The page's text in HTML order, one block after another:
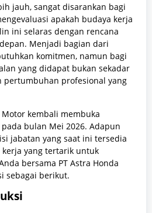
jauh, sangat disarankan bagi
apakah budaya kerja
ini selaras dengan rencana
Menjadi bagian dari
komitmen, namun bagi
yang didapat bukan sekadar
pertumbuhan profesional yang
kembali membuka
bulan Mei 2026. Adapun
jabatan yang saat ini tersedia
yang tertarik untuk
bersama PT Astra Honda
sebagai berikut.